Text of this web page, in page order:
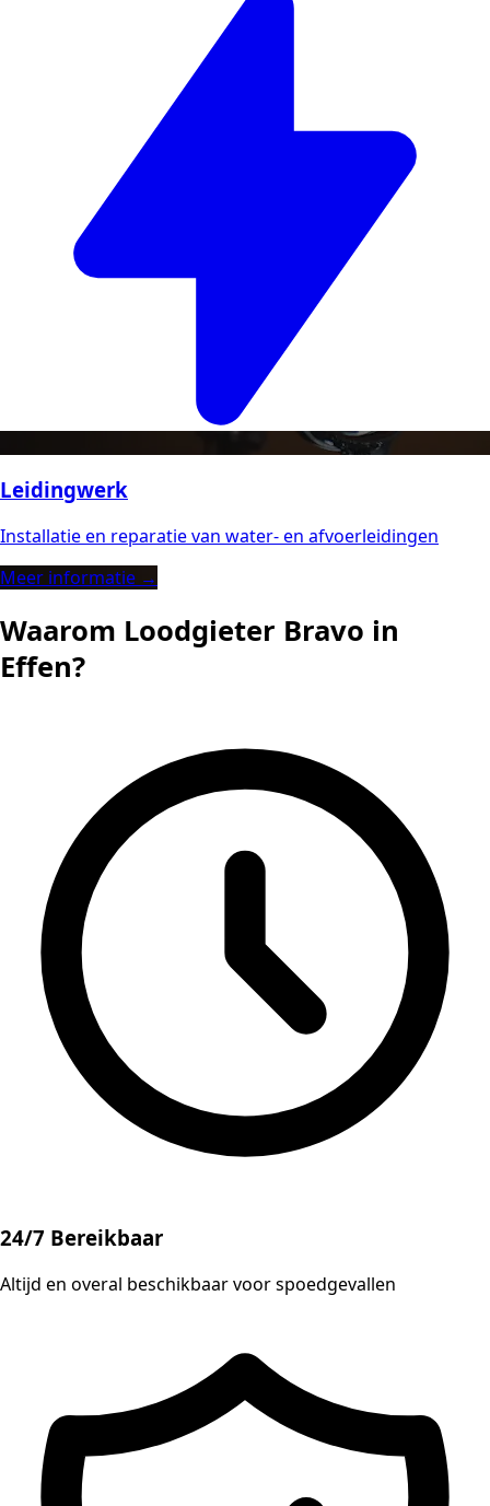
Leidingwerk
Installatie en reparatie van water- en afvoerleidingen
Meer informatie →
Waarom Loodgieter Bravo in
Effen?
24/7 Bereikbaar
Altijd en overal beschikbaar voor spoedgevallen